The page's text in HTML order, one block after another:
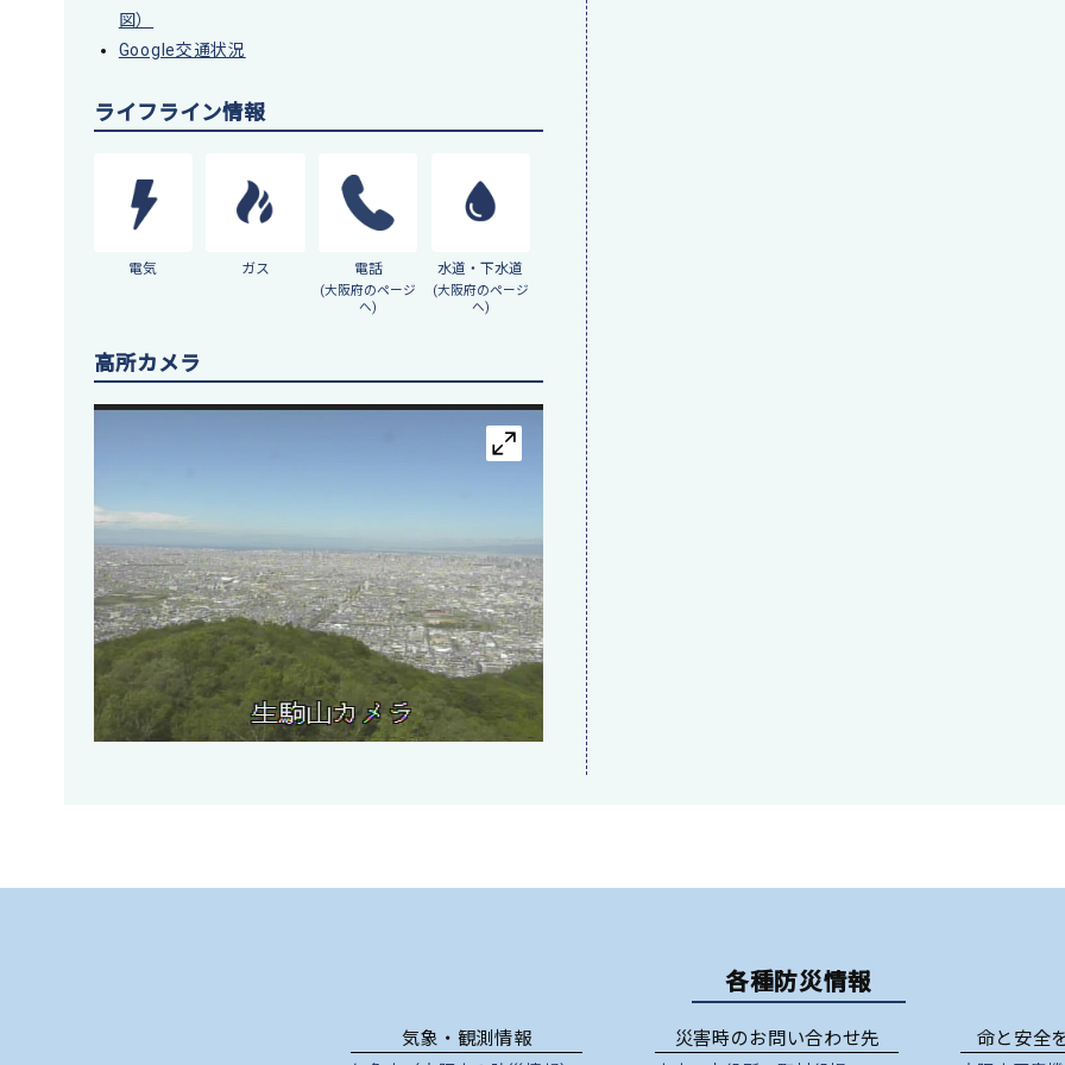
図）
Google交通状況
ライフライン情報
電気 ガス 電話
(大阪府のページ
へ)
水道・下水道
(大阪府のページ
へ)
高所カメラ
各種防災情報
気象・観測情報 災害時のお問い合わせ先 命と安全